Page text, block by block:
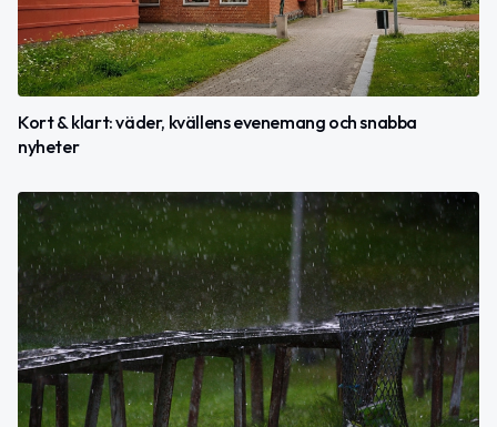
Kort & klart: väder, kvällens evenemang och snabba
nyheter